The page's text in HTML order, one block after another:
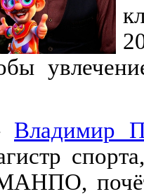
Владимир